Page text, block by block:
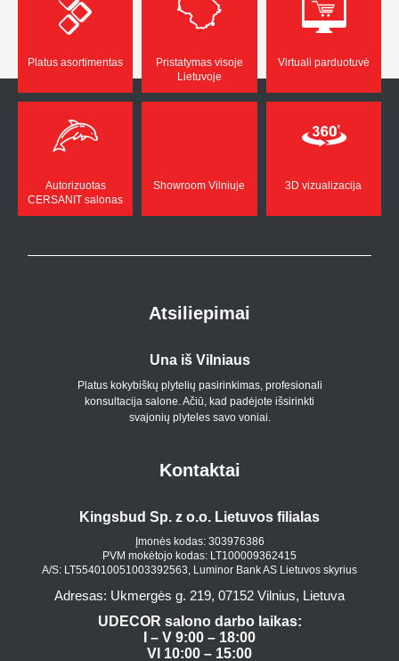
Platus asortimentas
Pristatymas visoje
Lietuvoje
Virtuali parduotuvė
Autorizuotas
CERSANIT salonas
Showroom Vilniuje 3D vizualizacija
Atsiliepimai
Una iš Vilniaus
Platus kokybiškų plytelių pasirinkimas, profesionali
konsultacija salone. Ačiū, kad padėjote išsirinkti
svajonių plyteles savo voniai.
Kontaktai
Kingsbud Sp. z o.o. Lietuvos filialas
Įmonės kodas: 303976386
PVM mokėtojo kodas: LT100009362415
A/S: LT554010051003392563, Luminor Bank AS Lietuvos skyrius
Adresas: Ukmergės g. 219, 07152 Vilnius, Lietuva
UDECOR salono darbo laikas:
I – V 9:00 – 18:00
VI 10:00 – 15:00